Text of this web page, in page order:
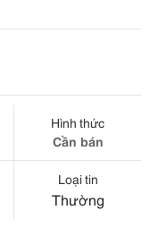
Hình thức
Cần bán
Loại tin
Thường